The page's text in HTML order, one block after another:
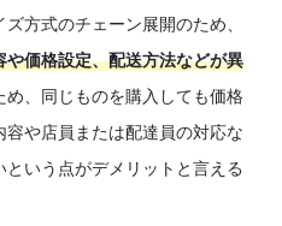
方式のチェーン展開のため、
価格設定、配送方法などが異
め、同じものを購入しても価格
や店員または配達員の対応な
いう点がデメリットと言える